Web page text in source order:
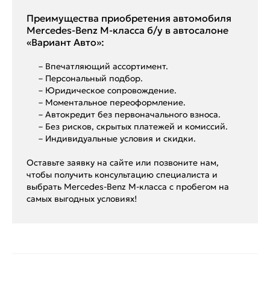
Преимущества приобретения автомобиля
Mercedes-Benz M-класса б/у в автосалоне
«Вариант Авто»:
– Впечатляющий ассортимент.
– Персональный подбор.
– Юридическое сопровождение.
– Моментальное переоформление.
– Автокредит без первоначального взноса.
– Без рисков, скрытых платежей и комиссий.
– Индивидуальные условия и скидки.
Оставьте заявку на сайте или позвоните нам,
чтобы получить консультацию специалиста и
выбрать Mercedes-Benz M-класса с пробегом на
самых выгодных условиях!